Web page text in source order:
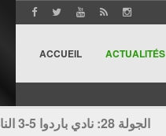
ACCUEIL ACTUALITÉS
الجولة 28: نادي باردوا 5-3 النادي الرياضي القسنطيني